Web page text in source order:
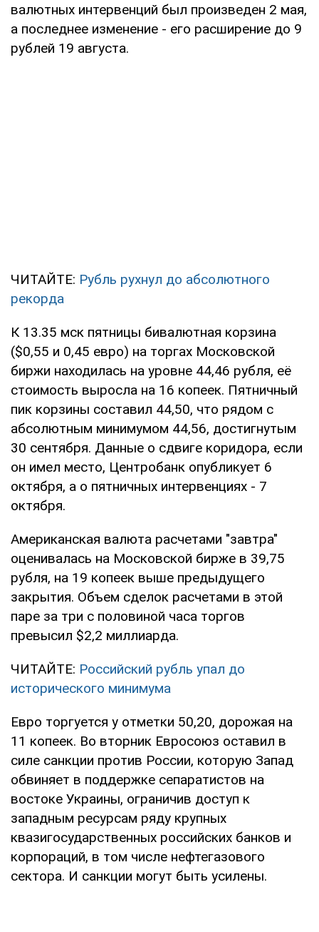
валютных интервенций был произведен 2 мая,
а последнее изменение - его расширение до 9
рублей 19 августа.
ЧИТАЙТЕ: Рубль рухнул до абсолютного
рекорда
К 13.35 мск пятницы бивалютная корзина
($0,55 и 0,45 евро) на торгах Московской
биржи находилась на уровне 44,46 рубля, её
стоимость выросла на 16 копеек. Пятничный
пик корзины составил 44,50, что рядом с
абсолютным минимумом 44,56, достигнутым
30 сентября. Данные о сдвиге коридора, если
он имел место, Центробанк опубликует 6
октября, а о пятничных интервенциях - 7
октября.
Американская валюта расчетами "завтра"
оценивалась на Московской бирже в 39,75
рубля, на 19 копеек выше предыдущего
закрытия. Объем сделок расчетами в этой
паре за три с половиной часа торгов
превысил $2,2 миллиарда.
ЧИТАЙТЕ: Российский рубль упал до
исторического минимума
Евро торгуется у отметки 50,20, дорожая на
11 копеек. Во вторник Евросоюз оставил в
силе санкции против России, которую Запад
обвиняет в поддержке сепаратистов на
востоке Украины, ограничив доступ к
западным ресурсам ряду крупных
квазигосударственных российских банков и
корпораций, в том числе нефтегазового
сектора. И санкции могут быть усилены.